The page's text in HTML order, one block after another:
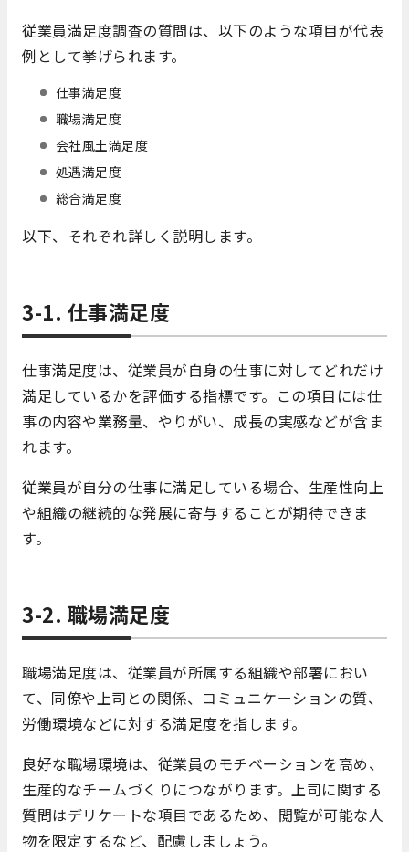
従業員満足度調査の質問は、以下のような項目が代表
例として挙げられます。
仕事満足度
職場満足度
会社風土満足度
処遇満足度
総合満足度
以下、それぞれ詳しく説明します。
3-1. 仕事満足度
仕事満足度は、従業員が自身の仕事に対してどれだけ
満足しているかを評価する指標です。この項目には仕
事の内容や業務量、やりがい、成長の実感などが含ま
れます。
従業員が自分の仕事に満足している場合、生産性向上
や組織の継続的な発展に寄与することが期待できま
す。
3-2. 職場満足度
職場満足度は、従業員が所属する組織や部署におい
て、同僚や上司との関係、コミュニケーションの質、
労働環境などに対する満足度を指します。
良好な職場環境は、従業員のモチベーションを高め、
生産的なチームづくりにつながります。上司に関する
質問はデリケートな項目であるため、閲覧が可能な人
物を限定するなど、配慮しましょう。